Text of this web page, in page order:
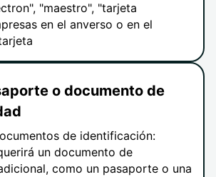
"maestro", "tarjeta
en el anverso o en el
o documento de
de identificación:
un documento de
como un pasaporte o una